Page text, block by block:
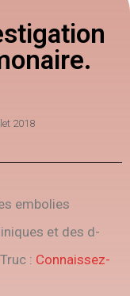
2018
embolies
et des d-
: Connaissez-